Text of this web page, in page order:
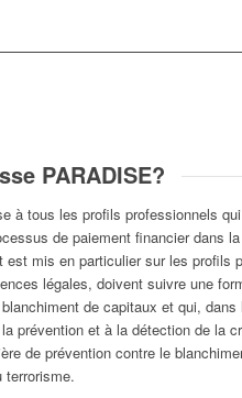
PARADISE?
à tous les profils professionnels
de paiement financier dans
est mis en particulier sur les profils
légales, doivent suivre une
de capitaux et qui, dans
prévention et à la détection de la
de prévention contre le
terrorisme.